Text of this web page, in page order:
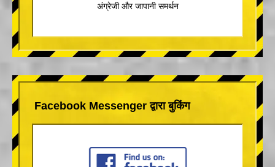
अंग्रेजी और जापानी समर्थन
Facebook Messenger द्वारा बुकिंग